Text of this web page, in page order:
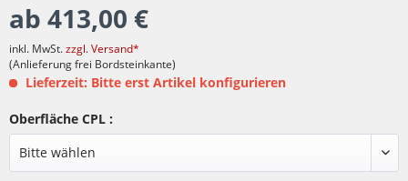
ab 413,00 €
inkl. MwSt.zzgl. Versand*
(Anlieferung frei Bordsteinkante)
Lieferzeit: Bitte erst Artikel konfigurieren
Oberfläche CPL :